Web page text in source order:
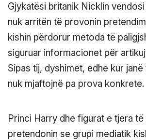
Gjykatësi britanik Nicklin
nuk arritën të provonin
kishin përdorur metoda të
siguruar informacionet për
Sipas tij, dyshimet, edhe kur
nuk mjaftojnë pa prova konkrete.
Princi Harry dhe figurat e tjera të
pretendonin se grupi mediatik